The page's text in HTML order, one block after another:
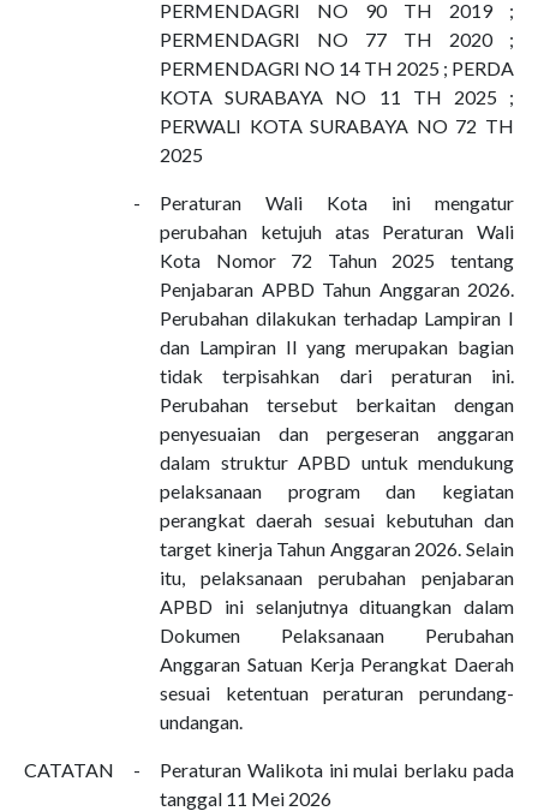
PERMENDAGRI NO 90 TH 2019 ;
PERMENDAGRI NO 77 TH 2020 ;
PERMENDAGRI NO 14 TH 2025 ; PERDA
KOTA SURABAYA NO 11 TH 2025 ;
PERWALI KOTA SURABAYA NO 72 TH
2025
-
Peraturan Wali Kota ini mengatur
perubahan ketujuh atas Peraturan Wali
Kota Nomor 72 Tahun 2025 tentang
Penjabaran APBD Tahun Anggaran 2026.
Perubahan dilakukan terhadap Lampiran I
dan Lampiran II yang merupakan bagian
tidak terpisahkan dari peraturan ini.
Perubahan tersebut berkaitan dengan
penyesuaian dan pergeseran anggaran
dalam struktur APBD untuk mendukung
pelaksanaan program dan kegiatan
perangkat daerah sesuai kebutuhan dan
target kinerja Tahun Anggaran 2026. Selain
itu, pelaksanaan perubahan penjabaran
APBD ini selanjutnya dituangkan dalam
Dokumen Pelaksanaan Perubahan
Anggaran Satuan Kerja Perangkat Daerah
sesuai ketentuan peraturan perundang-
undangan.
CATATAN -
Peraturan Walikota ini mulai berlaku pada
tanggal 11 Mei 2026